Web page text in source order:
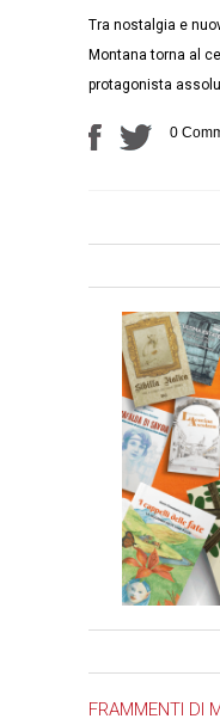
Tra nostalgia e
Montana torna al
protagonista
0
FRAMMENTI DI